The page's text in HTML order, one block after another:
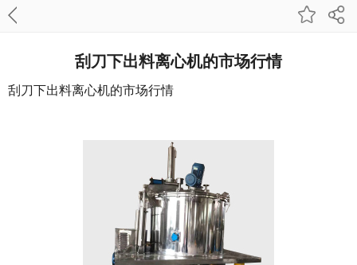
刮刀下出料离心机的市场行情
刮刀下出料离心机的市场行情